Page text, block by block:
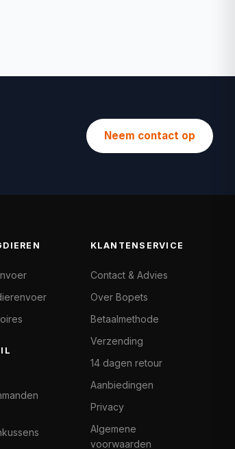
Neem contact op
KLANTENSERVICE
Contact & Advies
Over Bopets
Betaalmethode
Verzending
14 dagen retour
Aanbiedingen
Privacy
Algemene
voorwaarden